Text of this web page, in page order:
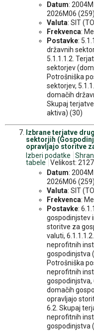
Datum:
2026M06 (259)
Valuta: SIT
Frekvenca:
Postavke:
državnih
5.1.1.1.2.
sektorjev
Potrošniška
sektorjev,
domačih
Skupaj
aktiva) (30)
Izbrane terjatve
sektorjih
opravljajo storitve
Izberi podatke
tabele
Velikost:
Datum:
2026M06 (259)
Valuta: SIT
Frekvenca:
Postavke:
gospodinjstev
storitve za
valuti,
neprofitnih
gospodinjstva
Potrošniška
neprofitnih
gospodinjstva,
domačih
opravljajo
6.2. Skupaj
neprofitnih
gospodinjstva